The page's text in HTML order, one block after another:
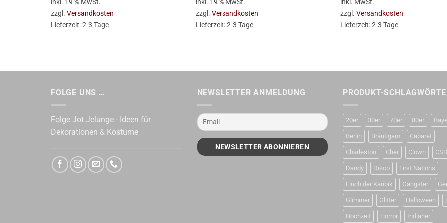
inkl. 19 % MwSt.
zzgl. Versandkosten
Lieferzeit:2-3 Tage
inkl. 19 % MwSt.
zzgl. Versandkosten
Lieferzeit:2-3 Tage
inkl. MwSt.
zzgl. Versandkosten
Lieferzeit:2-3 Tage
FOLGE UNS …
Folge Jot Jelunge - Ideen für
Dekorationen & Kostüme
NEWSLETTER ANMELDUNG PRODUKT-
20er 30er 70er 80er
Berlin Bräutigam Cabaret
Charleston Cher Clown CSD
Dandy Disco First Nations
Fluch der Karibik Gangster
Glimmer Glitter Halloween
Hochzeit Horror Indianer